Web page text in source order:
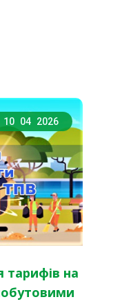
10 04 2026
тарифів на